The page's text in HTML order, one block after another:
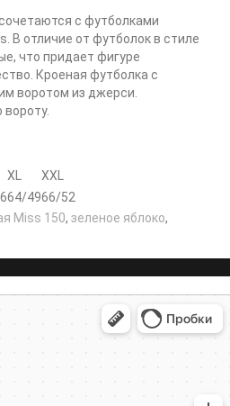
с футболками
В отличие от футболок в стиле
что придает фигуре
Кроеная футболка с
воротом из джерси.
XL
XXL
64/4966/52
Miss 150, зеленое яблоко,